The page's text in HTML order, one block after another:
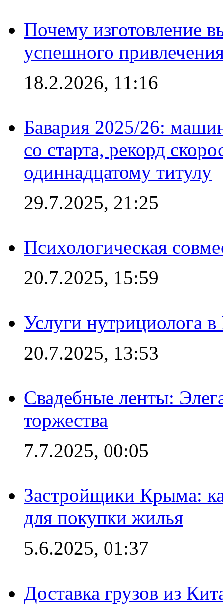
Почему изготовление
успешного
18.2.2026, 11:16
Бавария 2025/26:
со старта, рекорд
одиннадцатому титулу
29.7.2025, 21:25
Психологическая
20.7.2025, 15:59
Услуги нутрициолога
20.7.2025, 13:53
Свадебные ленты:
торжества
7.7.2025, 00:05
Застройщики Крыма:
для покупки жилья
5.6.2025, 01:37
Доставка грузов из